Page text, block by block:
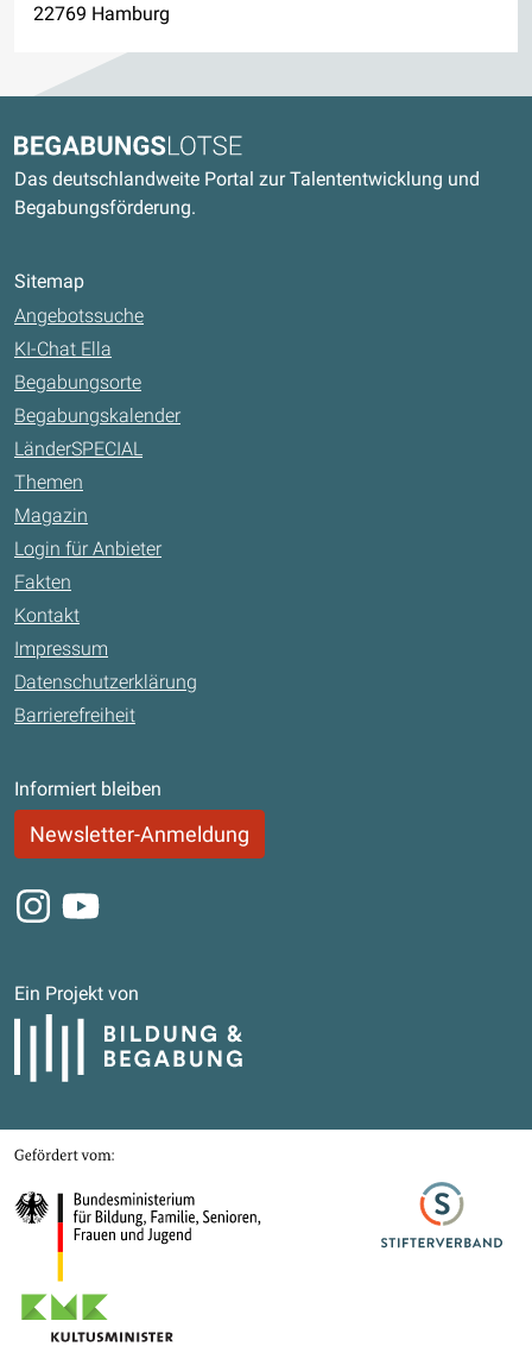
22769 Hamburg
Begabungslotse
Das deutschlandweite Portal zur Talententwicklung und
Begabungsförderung.
Sitemap
Angebotssuche
KI-Chat Ella
Begabungsorte
Begabungskalender
LänderSPECIAL
Themen
Magazin
Login für Anbieter
Fakten
Kontakt
Impressum
Datenschutzerklärung
Barrierefreiheit
Informiert bleiben
Newsletter-Anmeldung
Instagram
Youtube
Ein Projekt von
Bildung und Begabung
Gefördert von
Bundesministerium für Bildung, Familie, Senioren, Frauen und Jugend
Stifterverband
Kultusministerkonferenz